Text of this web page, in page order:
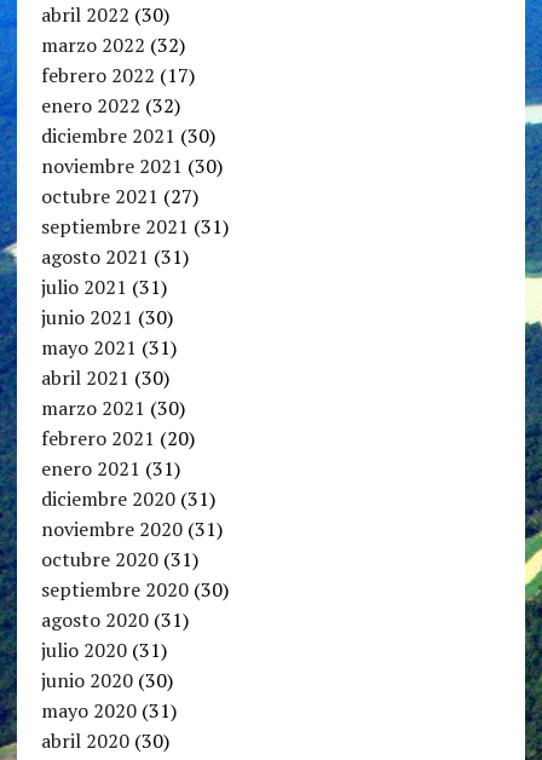
abril 2022 (30)
marzo 2022 (32)
febrero 2022 (17)
enero 2022 (32)
diciembre 2021 (30)
noviembre 2021 (30)
octubre 2021 (27)
septiembre 2021 (31)
agosto 2021 (31)
julio 2021 (31)
junio 2021 (30)
mayo 2021 (31)
abril 2021 (30)
marzo 2021 (30)
febrero 2021 (20)
enero 2021 (31)
diciembre 2020(31)
noviembre 2020(31)
octubre 2020(31)
septiembre 2020(30)
agosto 2020(31)
julio 2020(31)
junio 2020(30)
mayo 2020(31)
abril 2020(30)